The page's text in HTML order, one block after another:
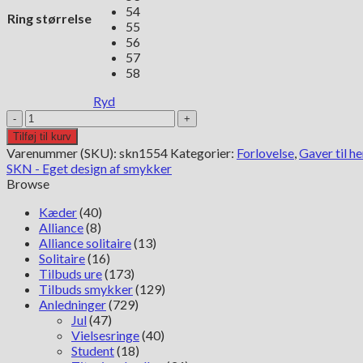
Ring størrelse
54
55
56
57
58
Ryd
Guldring
med
Topas
antal
Tilføj til kurv
Varenummer (SKU): skn1554 Kategorier: Forlovelse,Gaver til
SKN - Eget design af smykker
Browse
Kæder(40)
Alliance(8)
Alliance solitaire(13)
Solitaire(16)
Tilbuds ure(173)
Tilbuds smykker(129)
Anledninger(729)
Jul(47)
Vielsesringe(40)
Student(18)